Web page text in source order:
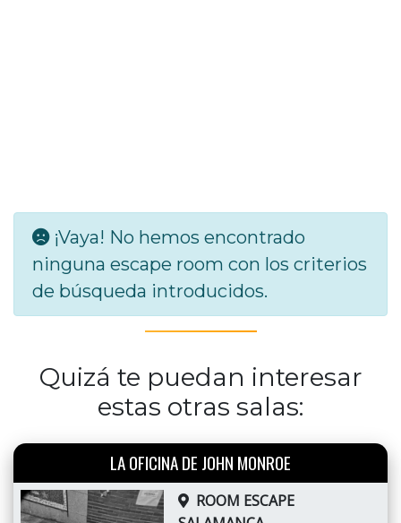
¡Vaya! No hemos encontrado
ninguna escape room con los criterios
de búsqueda introducidos.
Quizá te puedan interesar
estas otras salas:
LA OFICINA DE JOHN MONROE
ROOM ESCAPE